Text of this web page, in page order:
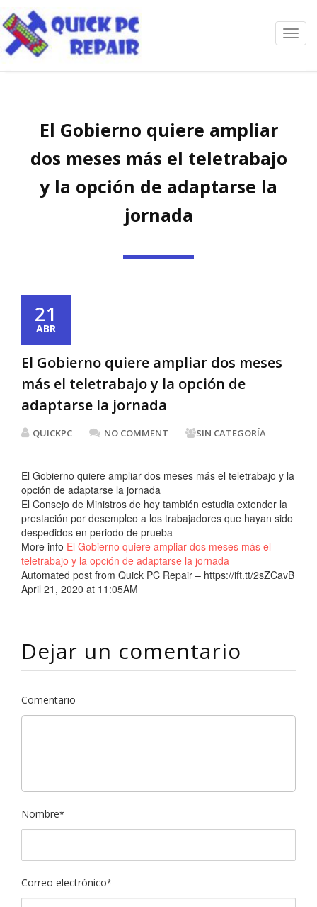
El Gobierno quiere ampliar
dos meses más el teletrabajo
y la opción de adaptarse la
jornada
21
ABR
El Gobierno quiere ampliar dos meses
más el teletrabajo y la opción de
adaptarse la jornada
QUICKPC NO COMMENT SIN CATEGORÍA
El Gobierno quiere ampliar dos meses más el teletrabajo y la
opción de adaptarse la jornada
El Consejo de Ministros de hoy también estudia extender la
prestación por desempleo a los trabajadores que hayan sido
despedidos en periodo de prueba
More info El Gobierno quiere ampliar dos meses más el
teletrabajo y la opción de adaptarse la jornada
Automated post from Quick PC Repair – https://ift.tt/2sZCavB
April 21, 2020 at 11:05AM
Dejar un comentario
Comentario
Nombre*
Correo electrónico*